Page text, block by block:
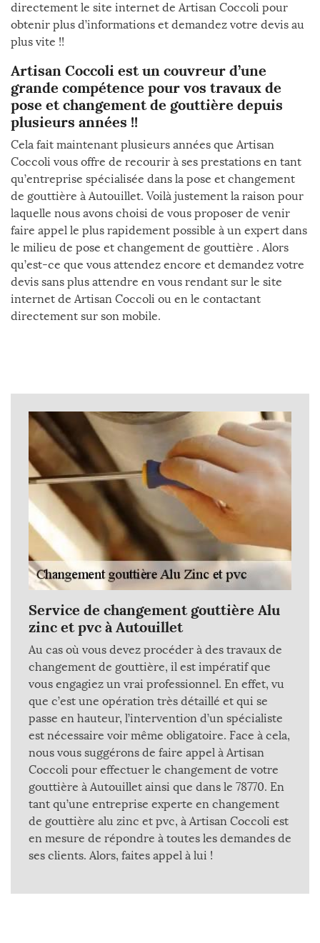
directement le site internet de Artisan Coccoli pour
obtenir plus d’informations et demandez votre devis au
plus vite !!
Artisan Coccoli est un couvreur d’une
grande compétence pour vos travaux de
pose et changement de gouttière depuis
plusieurs années !!
Cela fait maintenant plusieurs années que Artisan
Coccoli vous offre de recourir à ses prestations en tant
qu’entreprise spécialisée dans la pose et changement
de gouttière à Autouillet. Voilà justement la raison pour
laquelle nous avons choisi de vous proposer de venir
faire appel le plus rapidement possible à un expert dans
le milieu de pose et changement de gouttière . Alors
qu’est-ce que vous attendez encore et demandez votre
devis sans plus attendre en vous rendant sur le site
internet de Artisan Coccoli ou en le contactant
directement sur son mobile.
Service de changement gouttière Alu
zinc et pvc à Autouillet
Au cas où vous devez procéder à des travaux de
changement de gouttière, il est impératif que
vous engagiez un vrai professionnel. En effet, vu
que c’est une opération très détaillé et qui se
passe en hauteur, l’intervention d’un spécialiste
est nécessaire voir même obligatoire. Face à cela,
nous vous suggérons de faire appel à Artisan
Coccoli pour effectuer le changement de votre
gouttière à Autouillet ainsi que dans le 78770. En
tant qu’une entreprise experte en changement
de gouttière alu zinc et pvc, à Artisan Coccoli est
en mesure de répondre à toutes les demandes de
ses clients. Alors, faites appel à lui !